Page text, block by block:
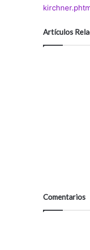
Artículos
Comentarios